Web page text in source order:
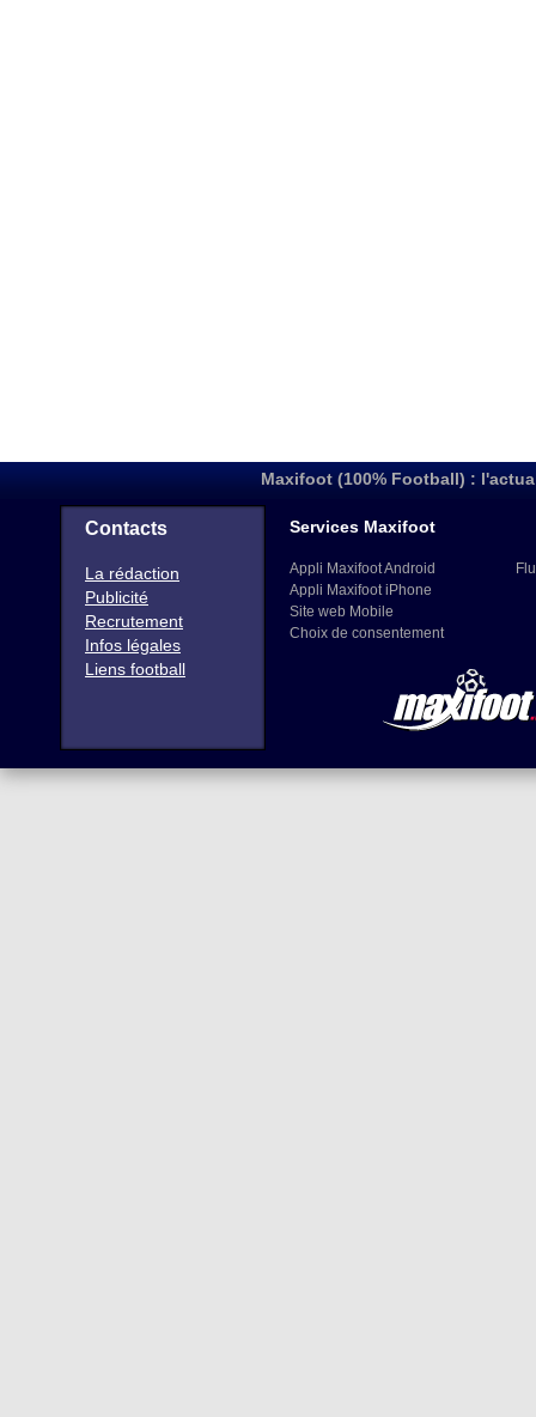
Maxifoot (100% Football) :
Contacts
La rédaction
Publicité
Recrutement
Infos légales
Liens football
Services Maxifoot
Appli Maxifoot Android
Appli Maxifoot iPhone
Site web Mobile
Choix de consentement